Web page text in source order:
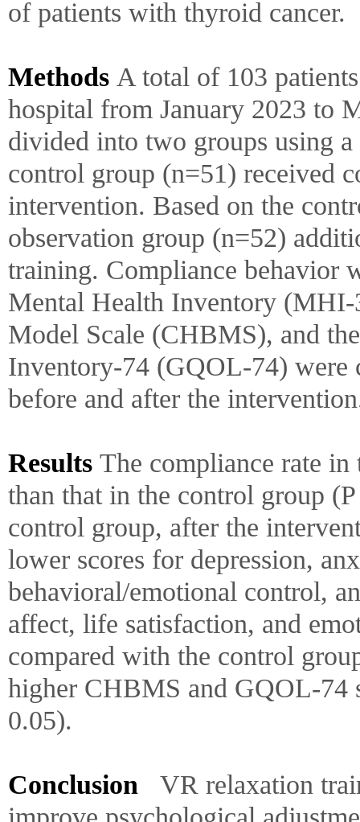
of patients with thyroid cancer.
Methods A total of 103
hospital from January 2023 to
divided into two groups using
control group (n=51) received
intervention. Based on the
observation group (n=52)
training. Compliance behavior
Mental Health Inventory
Model Scale (CHBMS), and
Inventory-74 (GQOL-74) were
before and after the
Results The compliance rate
than that in the control group
control group, after the
lower scores for depression,
behavioral/emotional control,
affect, life satisfaction, and
compared with the control
higher CHBMS and GQOL-74
0.05).
Conclusion
VR relaxation